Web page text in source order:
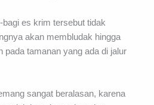
bagi es krim tersebut tidak
akan membludak hingga
pada tamanan yang ada di jalur
sangat beralasan, karena